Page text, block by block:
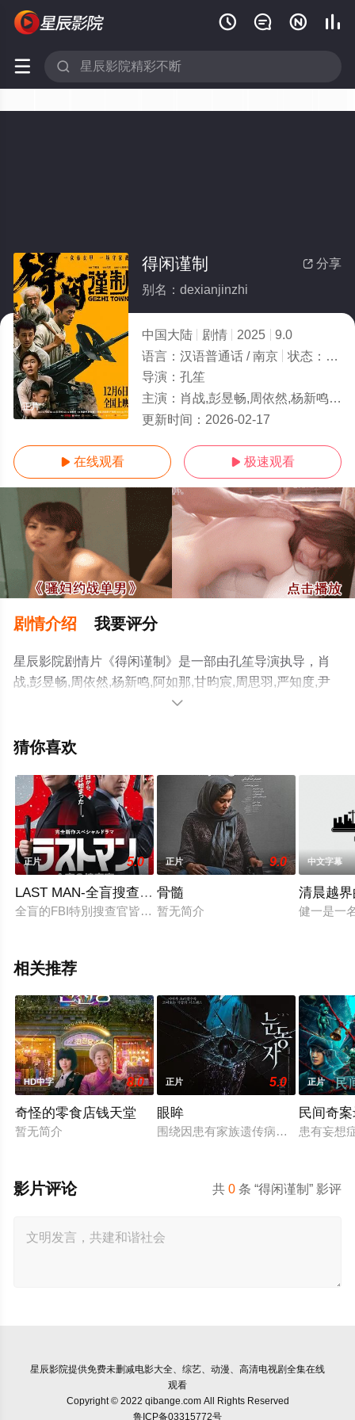
   
 
正片
 分享
得闲谨制
别名：dexianjinzhi
中国大陆 剧情 2025
9.0
语言： 汉语普通话 / 南京 状态： 正片
导演： 孔笙
主演： 肖战,彭昱畅,周依然,杨新鸣,阿如那,甘昀宸,周思羽,严知度,尹正,祖峰,廖凡,许君聪,江奇霖,任程伟
更新时间： 2026-02-17
 在线观看  极速观看
剧情介绍 我要评分
星辰影院剧情片《得闲谨制》是一部由孔笙导演执导，肖
战,彭昱畅,周依然,杨新鸣,阿如那,甘昀宸,周思羽,严知度,尹
正,祖峰,廖凡,许君聪,江奇霖,任程伟等明星演员精彩演绎的
就上星辰电影网，更多剧情信息可移步至豆瓣电影、电视

猜你喜欢
正片 5.0
LAST MAN-全盲搜查官特别篇
全盲的FBI特別搜查官皆实广见（福山雅治 饰）被称为“终结一
正片 9.0
骨髓
暂无简介
中文字幕
清晨越
健一是一
相关推荐
HD中字 8.0
奇怪的零食店钱天堂
暂无简介
正片 5.0
眼眸
围绕因患有家族遗传病而导致视力
正片
民间奇
患有妄想
共0 条 “得闲谨制” 影评
影片评论
星辰影院提供免费未删减电影大全、综艺、动漫、高清电视剧全集在线
观看
Copyright © 2022 qibange.com All Rights Reserved
鲁ICP备03315772号